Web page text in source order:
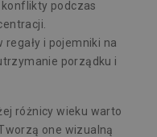
podczas
regały i pojemniki na
porządku i
różnicy wieku warto
one wizualną